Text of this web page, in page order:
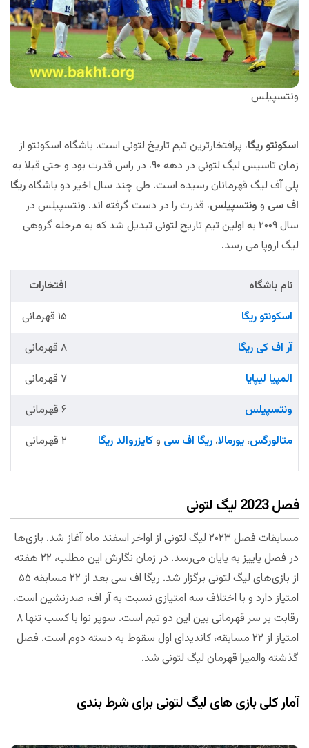
ونتسپیلس
اسکونتو ریگا، پرافتخارترین تیم تاریخ لتونی است. باشگاه اسکونتو از
زمان تاسیس لیگ لتونی در دهه ۹۰، در راس قدرت بود و حتی قبلا به
پلی آف لیگ قهرمانان رسیده است. طی چند سال اخیر دو باشگاهریگا
اف سی و ونتسپیلس، قدرت را در دست گرفته اند. ونتسپیلس در
سال ۲۰۰۹ به اولین تیم تاریخ لتونی تبدیل شد که به مرحله گروهی
لیگ اروپا می رسد.
نام باشگاه
افتخارات
اسکونتو ریگا
۱۵ قهرمانی
آر اف کی ریگا
۸ قهرمانی
المپیا لیپایا
۷ قهرمانی
ونتسپیلس
۶ قهرمانی
متالورگس، یورمالا، ریگا اف سی وکایزروالد ریگا ۲ قهرمانی
فصل 2023 لیگ لتونی
مسابقات فصل ۲۰۲۳ لیگ لتونی از اواخر اسفند ماه آغاز شد. بازی‌ها
در فصل پاییز به پایان می‌رسد. در زمان نگارش این مطلب، ۲۲ هفته
از بازی‌های لیگ لتونی برگزار شد. ریگا اف سی بعد از ۲۲ مسابقه ۵۵
امتیاز دارد و با اختلاف سه امتیازی نسبت به آر اف، صدرنشین است.
رقابت بر سر قهرمانی بین این دو تیم است. سوپر نوا با کسب تنها ۸
امتیاز از ۲۲ مسابقه، کاندیدای اول سقوط به دسته دوم است. فصل
گذشته والمیرا قهرمان لیگ لتونی شد.
آمار کلی بازی های لیگ لتونی برای شرط بندی